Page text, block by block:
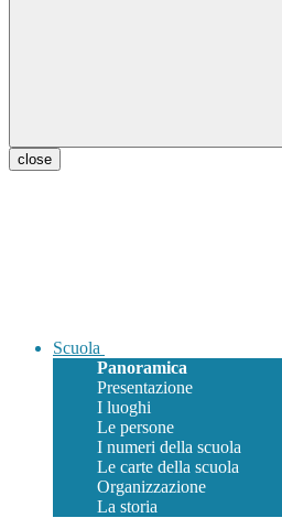
close
Scuola
Panoramica
Presentazione
I luoghi
Le persone
I numeri della scuola
Le carte della scuola
Organizzazione
La storia